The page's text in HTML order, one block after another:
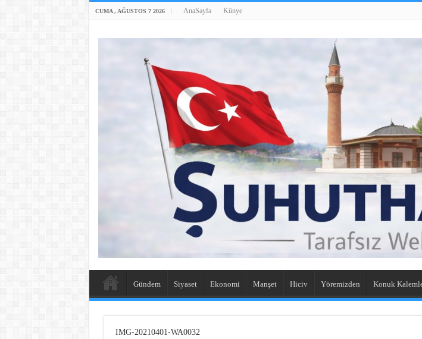
CUMA , AĞUSTOS 7 2026 AnaSayfa Künye
Gündem Siyaset Ekonomi Manşet Hiciv Yöremizden Konuk
IMG-20210401-WA0032